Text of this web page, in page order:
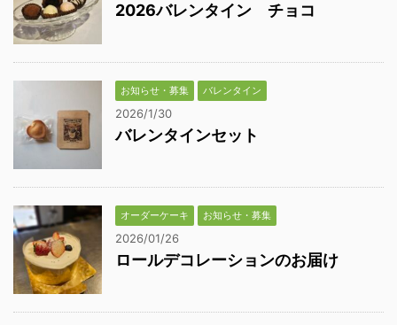
2026バレンタイン チョコ
お知らせ・募集 バレンタイン
2026/1/30
バレンタインセット
オーダーケーキ お知らせ・募集
2026/01/26
ロールデコレーションのお届け